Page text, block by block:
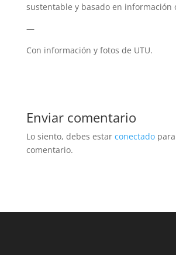
sustentable y basado en información
—
Con información y fotos de UTU.
Enviar comentario
Lo siento, debes estar conectadopara
comentario.